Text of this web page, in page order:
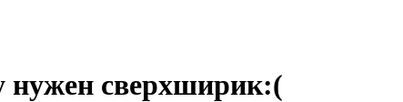
нужен сверхширик:(